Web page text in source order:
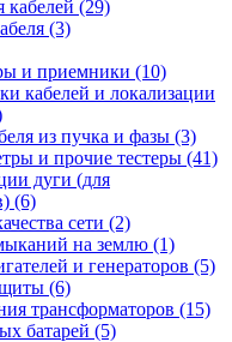
(29)
(3)
и приемники (10)
кабелей и локализации
из пучка и фазы (3)
и прочие тестеры (41)
дуги (для
(6)
сети (2)
на землю (1)
и генераторов (5)
(6)
трансформаторов (15)
батарей (5)